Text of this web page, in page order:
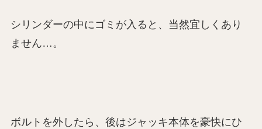
シリンダーの中にゴミが入ると、当然宜しくあり
ません…。
ボルトを外したら、後はジャッキ本体を豪快にひ